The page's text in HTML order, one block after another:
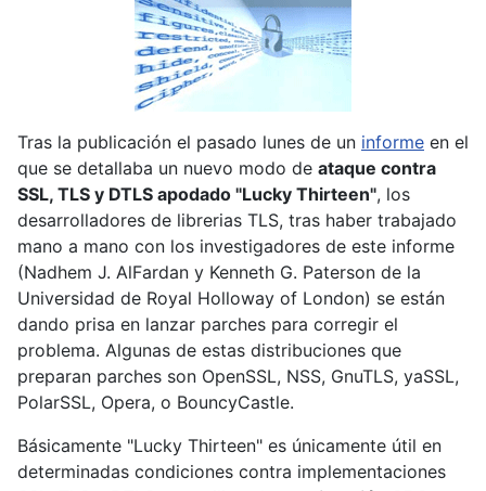
Tras la publicación el pasado lunes de un informe en el
que se detallaba un nuevo modo de ataque contra
SSL, TLS y DTLS apodado "Lucky Thirteen", los
desarrolladores de librerias TLS, tras haber trabajado
mano a mano con los investigadores de este informe
(Nadhem J. AlFardan y Kenneth G. Paterson de la
Universidad de Royal Holloway of London) se están
dando prisa en lanzar parches para corregir el
problema. Algunas de estas distribuciones que
preparan parches son OpenSSL, NSS, GnuTLS, yaSSL,
PolarSSL, Opera, o BouncyCastle.
Básicamente "Lucky Thirteen" es únicamente útil en
determinadas condiciones contra implementaciones